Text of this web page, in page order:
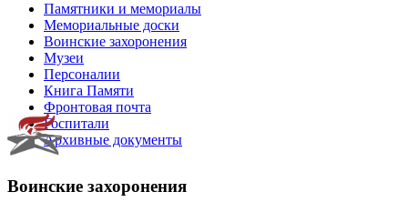
Памятники и мемориалы
Мемориальные доски
Воинские захоронения
Музеи
Персоналии
Книга Памяти
Фронтовая почта
Госпитали
Архивные документы
Воинские захоронения